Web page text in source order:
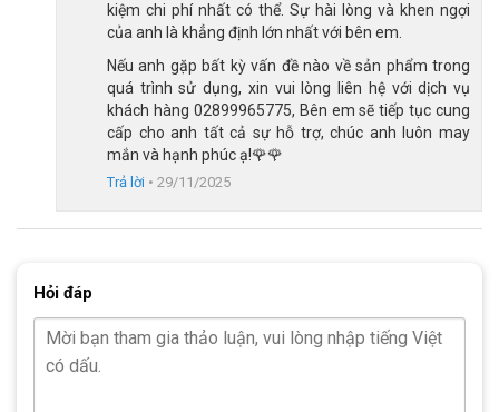
Xe Đạp Gấp Fascino FD-25 20 Inch – Hệ thống phanh đĩa cơ
kiệm chi phí nhất có thể. Sự hài lòng và khen ngợi
của anh là khẳng định lớn nhất với bên em.
Nếu anh gặp bất kỳ vấn đề nào về sản phẩm trong
quá trình sử dụng, xin vui lòng liên hệ với dịch vụ
khách hàng 02899965775, Bên em sẽ tiếp tục cung
cấp cho anh tất cả sự hỗ trợ, chúc anh luôn may
mắn và hạnh phúc ạ!🌹🌹
Trả lời • 29/11/2025
Hỏi đáp